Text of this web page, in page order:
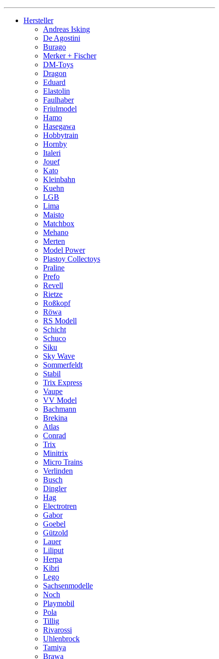
Hersteller
Andreas Isking
De Agostini
Burago
Merker + Fischer
DM-Toys
Dragon
Eduard
Elastolin
Faulhaber
Friulmodel
Hamo
Hasegawa
Hobbytrain
Hornby
Italeri
Jouef
Kato
Kleinbahn
Kuehn
LGB
Lima
Maisto
Matchbox
Mehano
Merten
Model Power
Plastoy Collectoys
Praline
Prefo
Revell
Rietze
Roßkopf
Röwa
RS Modell
Schicht
Schuco
Siku
Sky Wave
Sommerfeldt
Stabil
Trix Express
Vaupe
VV Model
Bachmann
Brekina
Atlas
Conrad
Trix
Minitrix
Micro Trains
Verlinden
Busch
Dingler
Hag
Electrotren
Gabor
Goebel
Gützold
Lauer
Liliput
Herpa
Kibri
Lego
Sachsenmodelle
Noch
Playmobil
Pola
Tillig
Rivarossi
Uhlenbrock
Tamiya
Brawa